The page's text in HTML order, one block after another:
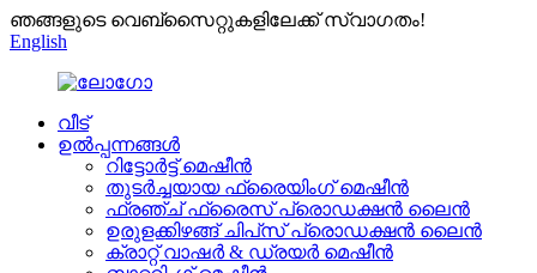
ഞങ്ങളുടെ വെബ്സൈറ്റുകളിലേക്ക് സ്വാഗതം!
English
വീട്
ഉൽപ്പന്നങ്ങൾ
റിട്ടോർട്ട് മെഷീൻ
തുടർച്ചയായ ഫ്രൈയിംഗ് മെഷീൻ
ഫ്രഞ്ച് ഫ്രൈസ് പ്രൊഡക്ഷൻ ലൈൻ
ഉരുളക്കിഴങ്ങ് ചിപ്‌സ് പ്രൊഡക്ഷൻ ലൈൻ
ക്രാറ്റ് വാഷർ & ഡ്രയർ മെഷീൻ